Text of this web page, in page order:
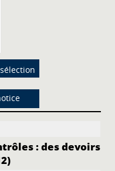
: des devoirs